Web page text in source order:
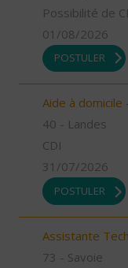
Possibilité de
01/08/2026
POSTULER
Aide à
40 - Landes
CDI
31/07/2026
POSTULER
Assistante
73 - Savoie